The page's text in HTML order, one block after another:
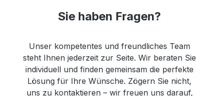
Sie haben Fragen?
Unser kompetentes und freundliches Team
steht Ihnen jederzeit zur Seite. Wir beraten Sie
individuell und finden gemeinsam die perfekte
Lösung für Ihre Wünsche. Zögern Sie nicht,
uns zu kontaktieren – wir freuen uns darauf,